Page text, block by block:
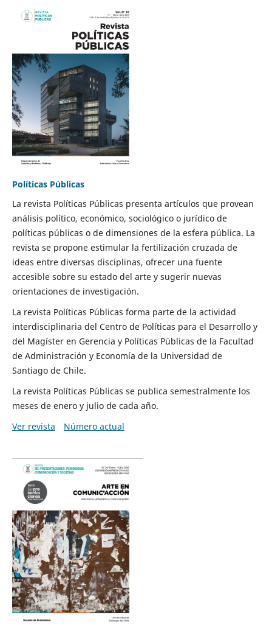
Políticas Públicas
La revista Políticas Públicas presenta artículos que provean
análisis político, económico, sociológico o jurídico de
políticas públicas o de dimensiones de la esfera pública. La
revista se propone estimular la fertilización cruzada de
ideas entre diversas disciplinas, ofrecer una fuente
accesible sobre su estado del arte y sugerir nuevas
orientaciones de investigación.
La revista Políticas Públicas forma parte de la actividad
interdisciplinaria del Centro de Políticas para el Desarrollo y
del Magíster en Gerencia y Políticas Públicas de la Facultad
de Administración y Economía de la Universidad de
Santiago de Chile.
La revista Políticas Públicas se publica semestralmente los
meses de enero y julio de cada año.
Ver revista
Número actual